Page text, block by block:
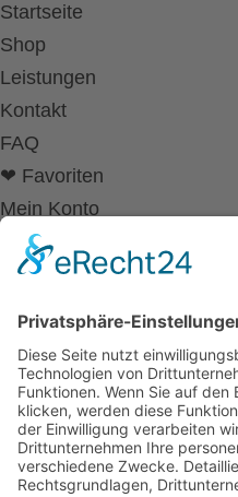
Startseite
Shop
Leistungen
Kontakt
FAQ
❤ Favoriten
Mein Konto
Betriebsferien
Wir befinden uns vom
19.12.2025 bis
in unseren Betriebsferien.